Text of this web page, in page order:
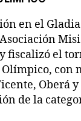
en el
fiscalizó el
con
Oberá y
de la